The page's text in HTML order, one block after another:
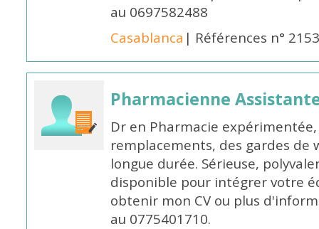
au 0697582488
Casablanca | Références n°
Pharmacienne
Dr en Pharmacie
remplacements, des gardes de
longue durée. Sérieuse,
disponible pour intégrer votre
obtenir mon CV ou plus
au 0775401710.